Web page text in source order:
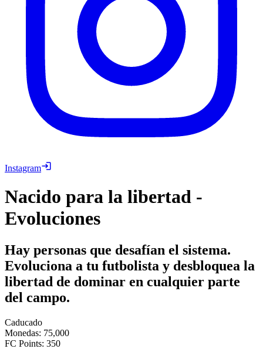
Instagram
Nacido para la libertad -
Evoluciones
Hay personas que desafían el sistema.
Evoluciona a tu futbolista y desbloquea la
libertad de dominar en cualquier parte
del campo.
Caducado
Monedas: 75,000
FC Points: 350